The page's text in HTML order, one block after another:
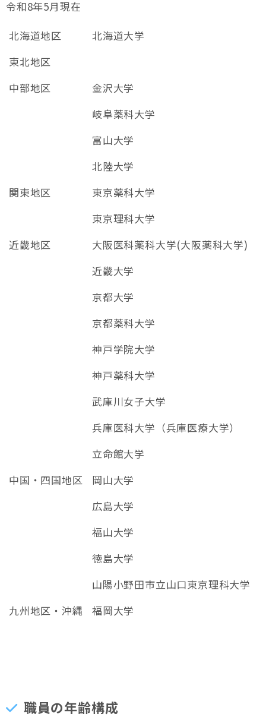
令和8年5月現在
北海道地区
北海道大学
東北地区
中部地区
金沢大学
岐阜薬科大学
富山大学
北陸大学
関東地区
東京薬科大学
東京理科大学
近畿地区
大阪医科薬科大学(大阪薬科大学)
近畿大学
京都大学
京都薬科大学
神戸学院大学
神戸薬科大学
武庫川女子大学
兵庫医科大学（兵庫医療大学）
立命館大学
中国・四国地区
岡山大学
広島大学
福山大学
徳島大学
山陽小野田市立山口東京理科大学
九州地区・沖縄
福岡大学
職員の年齢構成